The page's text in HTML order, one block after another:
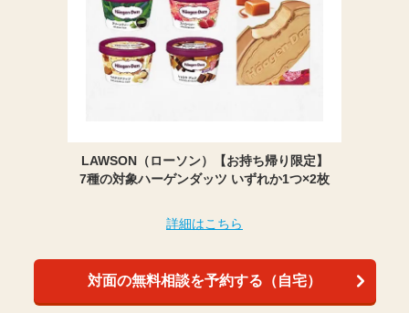
LAWSON（ローソン）【お持ち帰り限定】
7種の対象ハーゲンダッツ いずれか1つ×2枚
詳細はこちら
対面の無料相談を予約する（自宅）